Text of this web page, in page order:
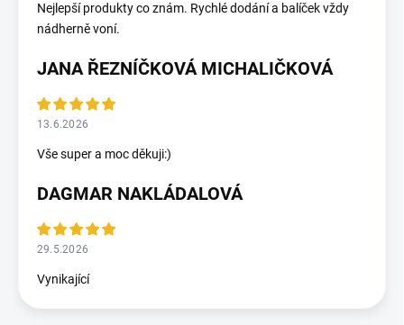
Nejlepší produkty co znám. Rychlé dodání a balíček vždy
nádherně voní.
JANA ŘEZNÍČKOVÁ MICHALIČKOVÁ
13.6.2026
Vše super a moc děkuji:)
DAGMAR NAKLÁDALOVÁ
29.5.2026
Vynikající